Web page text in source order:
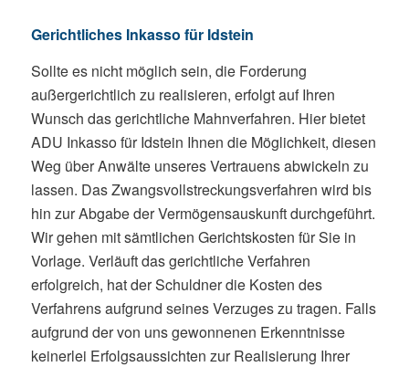
Gerichtliches Inkasso für Idstein
Sollte es nicht möglich sein, die Forderung
außergerichtlich zu realisieren, erfolgt auf Ihren
Wunsch das gerichtliche Mahnverfahren. Hier bietet
ADU Inkasso für Idstein Ihnen die Möglichkeit, diesen
Weg über Anwälte unseres Vertrauens abwickeln zu
lassen. Das Zwangsvollstreckungsverfahren wird bis
hin zur Abgabe der Vermögensauskunft durchgeführt.
Wir gehen mit sämtlichen Gerichtskosten für Sie in
Vorlage. Verläuft das gerichtliche Verfahren
erfolgreich, hat der Schuldner die Kosten des
Verfahrens aufgrund seines Verzuges zu tragen. Falls
aufgrund der von uns gewonnenen Erkenntnisse
keinerlei Erfolgsaussichten zur Realisierung Ihrer